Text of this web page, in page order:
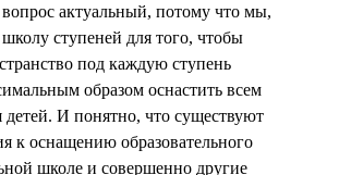
актуальный, потому что мы,
ступеней для того, чтобы
под каждую ступень
образом оснастить всем
И понятно, что существуют
к оснащению образовательного
школе и совершенно другие